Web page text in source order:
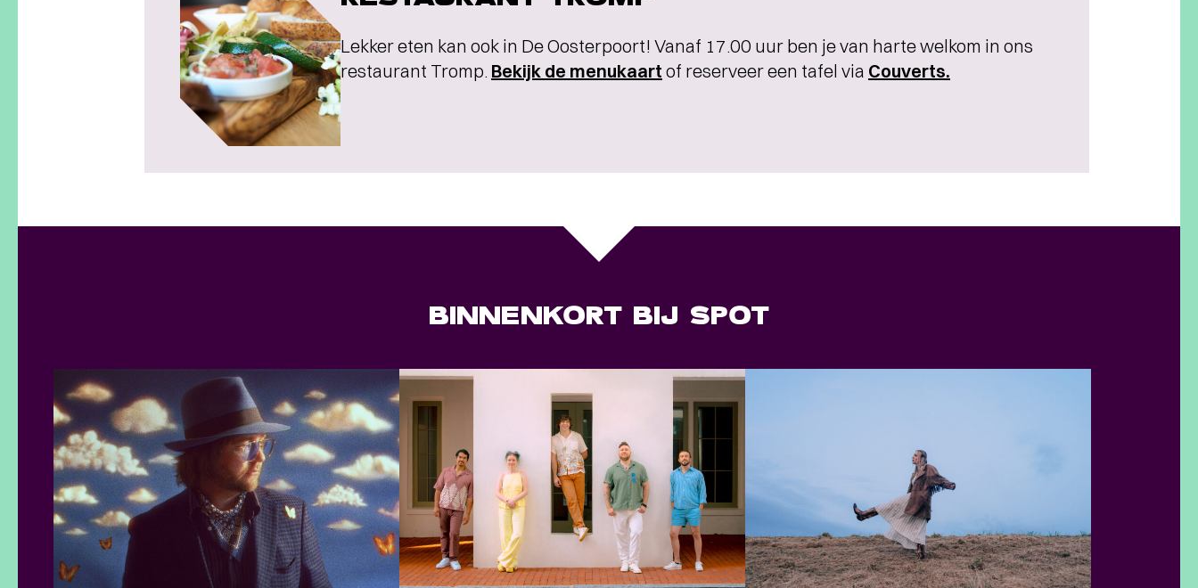
Lekker eten kan ook in De Oosterpoort! Vanaf 17.00 uur ben je van harte welkom in ons
restaurant Tromp. Bekijk de menukaart of reserveer een tafel via Couverts.
BINNENKORT BIJ SPOT